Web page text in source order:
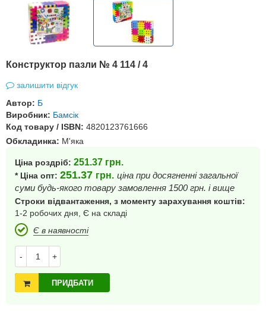
Конструктор пазли № 4 114 / 4
залишити відгук
Автор: Б
Виробник: Бамсік
Код товару / ISBN: 4820123761666
Обкладинка: М'яка
Ціна роздріб: 251.37 грн.
* Ціна опт: 251.37 грн. ціна при досягненні загальної
суми будь-якого товару замовлення 1500 грн. і вище
Строки відвантаження, з моменту зарахування коштів:
1-2 робочих дня, Є на складі
Є в наявності
- +
ПРИДБАТИ